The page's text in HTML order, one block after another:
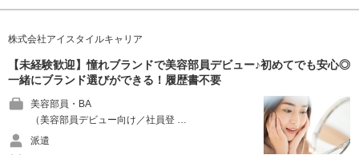
株式会社アイスタイルキャリア
【未経験歓迎】憧れブランドで美容部員デビュー♪初めてでも安心◎
一緒にブランド選びができる！履歴書不要
美容部員・BA
（美容部員デビュー向け／社員登 …
派遣